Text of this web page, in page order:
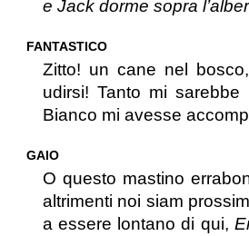
e Jack dorme sopra
FANTASTICO
Zitto! un cane nel
udirsi! Tanto mi
Bianco mi avesse
GAIO
O questo mastino
altrimenti noi siam
a essere lontano di qui,